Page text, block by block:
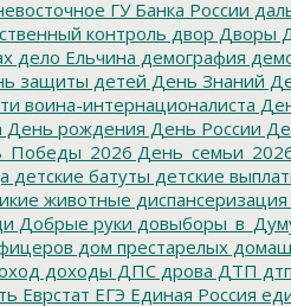
ГУ Банка России
контроль двор Дворы
дело Ельчина демография
защиты детей День Знаний
воина-интернационалиста
День рождения День России
детские батуты детские
животные диспансеризация
Добрые руки
дом престарелых
доходы ДПС дрова ДТП дтп
Еврстат ЕГЭ Единая Россия